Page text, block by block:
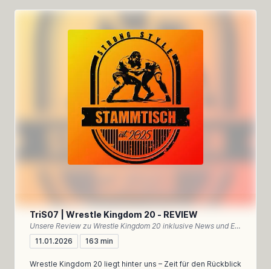
TriS07 | Wrestle Kingdom 20 - REVIEW
Unsere Review zu Wrestle Kingdom 20 inklusive News und Einordnung des NEW YEAR DASH!!
11.01.2026
163 min
Wrestle Kingdom 20 liegt hinter uns – Zeit für den Rückblick